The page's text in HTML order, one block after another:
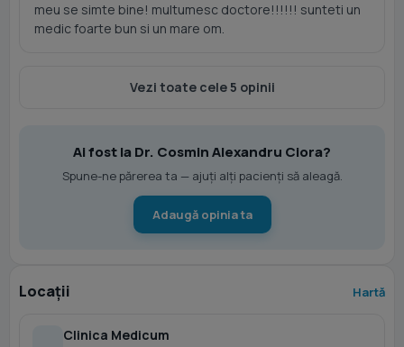
meu se simte bine! multumesc doctore!!!!!! sunteti un
medic foarte bun si un mare om.
Vezi toate cele 5 opinii
Ai fost la Dr. Cosmin Alexandru Ciora?
Spune-ne părerea ta — ajuți alți pacienți să aleagă.
Adaugă opinia ta
Locații Hartă
Clinica Medicum